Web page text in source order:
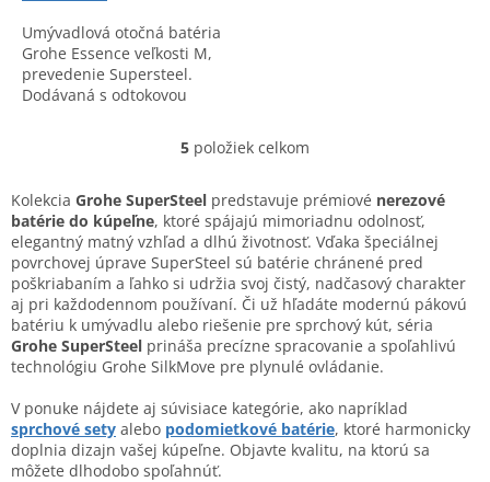
Umývadlová otočná batéria
Grohe Essence veľkosti M,
prevedenie Supersteel.
Dodávaná s odtokovou
O
l
á
d
a
c
i
e
p
r
v
k
y
v
ý
5 položiek celkom
Kolekcia Grohe SuperSteel predstavuje prémiové nerezové
batérie do kúpeľne, ktoré spájajú mimoriadnu odolnosť,
elegantný matný vzhľad a dlhú životnosť. Vďaka špeciálnej
povrchovej úprave SuperSteel sú batérie chránené pred
poškriabaním a ľahko si udržia svoj čistý, nadčasový charakter
aj pri každodennom používaní. Či už hľadáte modernú pákovú
batériu k umývadlu alebo riešenie pre sprchový kút, séria
Grohe SuperSteel prináša precízne spracovanie a spoľahlivú
technológiu Grohe SilkMove pre plynulé ovládanie.
V ponuke nájdete aj súvisiace kategórie, ako napríklad
sprchové sety alebo podomietkové batérie, ktoré harmonicky
doplnia dizajn vašej kúpeľne. Objavte kvalitu, na ktorú sa
môžete dlhodobo spoľahnúť.